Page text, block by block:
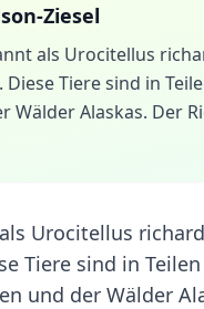
Ziesel
als Urocitellus
Tiere sind in
Wälder Alaskas. Der
Urocitellus
Tiere sind in
und der Wälder